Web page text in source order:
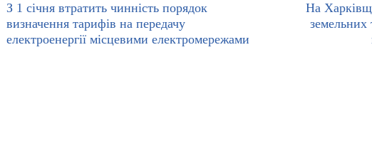
З 1 січня втратить чинність порядок
визначення тарифів на передачу
електроенергії місцевими електромережами
На
земельних